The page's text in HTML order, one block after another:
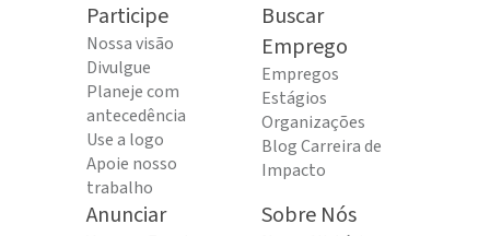
Participe
Nossa visão
Divulgue
Planeje com
antecedência
Use a logo
Apoie nosso
trabalho
Buscar
Emprego
Empregos
Estágios
Organizações
Blog Carreira de
Impacto
Anunciar Sobre Nós